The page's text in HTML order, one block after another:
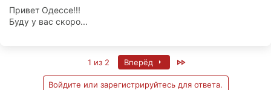
Привет Одессе!!!
Буду у вас скоро...
1 из 2 Вперёд
Войдите или зарегистрируйтесь для ответа.